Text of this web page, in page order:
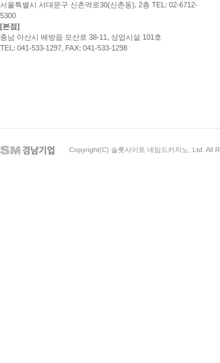
서울특별시 서대문구 신촌역로30(신촌동), 2층 TEL: 02-6712-
5300
[본점]
충남 아산시 배방읍 모산로 38-11, 상업시설 101호
TEL: 041-533-1297, FAX: 041-533-1298
Copyright(C) 슬롯사이트 네임드카지노, Ltd. All